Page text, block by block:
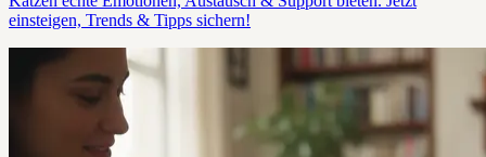
einsteigen, Trends & Tipps sichern!